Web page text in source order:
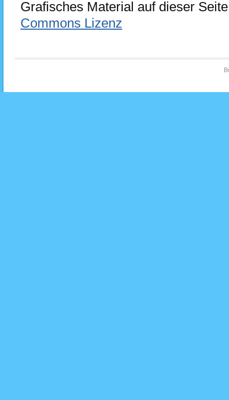
Grafisches Material auf dieser
Commons Lizenz